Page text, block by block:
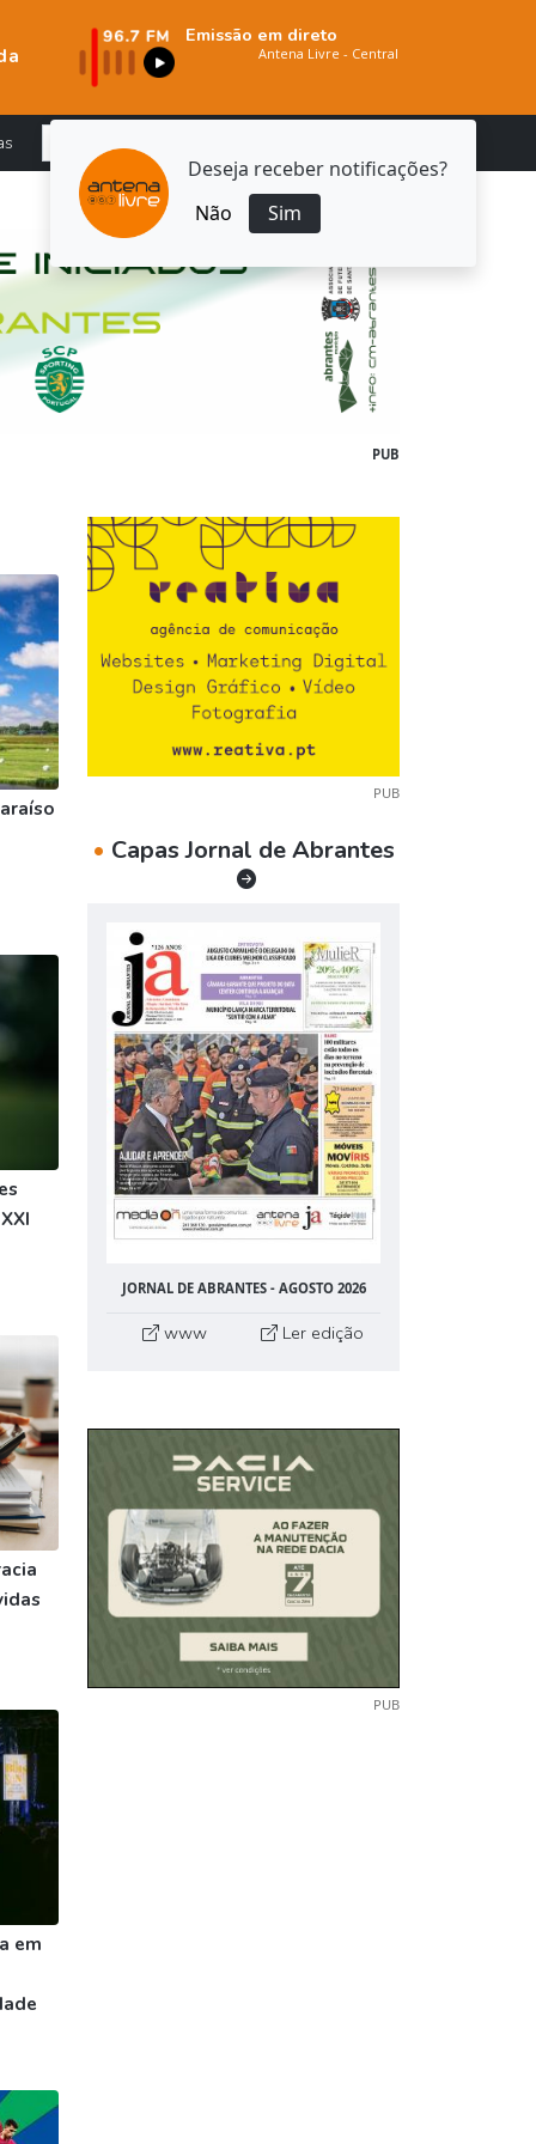
Deseja receber notificações?
Não
Sim
Emissão em direto
PUB
em
PUB
• Capas Jornal de Abrantes
JORNAL DE ABRANTES - AGOSTO 2026
www Ler edição
PUB